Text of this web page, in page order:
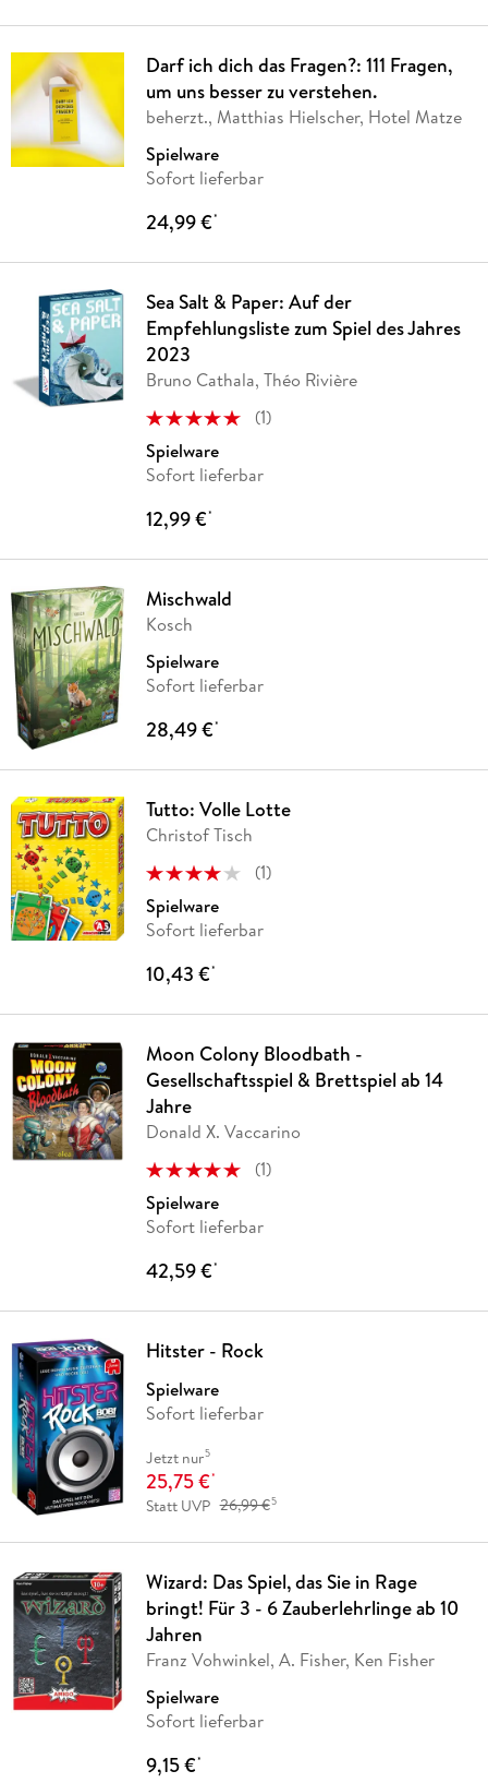
Darf ich dich das Fragen?: 111 Fragen,
um uns besser zu verstehen.
beherzt., Matthias Hielscher, Hotel Matze
Spielware
Sofort lieferbar
24,99 €*
Sea Salt & Paper: Auf der
Empfehlungsliste zum Spiel des Jahres
2023
Bruno Cathala, Théo Rivière
(1)
Spielware
Sofort lieferbar
12,99 €*
Mischwald
Kosch
Spielware
Sofort lieferbar
28,49 €*
Tutto: Volle Lotte
Christof Tisch
(1)
Spielware
Sofort lieferbar
10,43 €*
Moon Colony Bloodbath -
Gesellschaftsspiel & Brettspiel ab 14
Jahre
Donald X. Vaccarino
(1)
Spielware
Sofort lieferbar
42,59 €*
Hitster - Rock
Spielware
Sofort lieferbar
Jetzt nur5
25,75 €*
Statt UVP 26,99 €5
Wizard: Das Spiel, das Sie in Rage
bringt! Für 3 - 6 Zauberlehrlinge ab 10
Jahren
Franz Vohwinkel, A. Fisher, Ken Fisher
Spielware
Sofort lieferbar
9,15 €*